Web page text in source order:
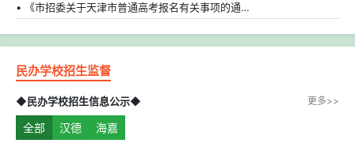
• 《市招委关于天津市普通高考报名有关事项的通知》的解读
民办学校招生监督
◆民办学校招生信息公示◆ 更多>>
全部 汉德 海嘉